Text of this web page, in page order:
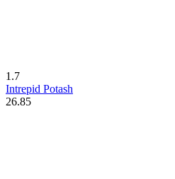
1.7
Intrepid Potash
26.85